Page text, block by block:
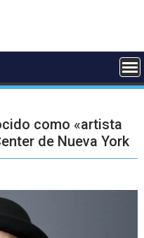
como «artista
de Nueva York